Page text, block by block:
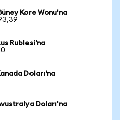
Kore Wonu'na
Rublesi'na
Doları'na
Doları'na